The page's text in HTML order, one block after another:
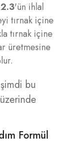
'ün ihlal
tırnak içine
tırnak içine
üretmesine
bu
Formül